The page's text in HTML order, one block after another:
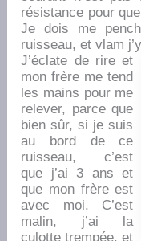
résistance pour
Je dois me
ruisseau, et vlam
J’éclate de rire et
mon frère me tend
les mains pour me
relever, parce que
bien sûr, si je suis
au bord de ce
ruisseau, c’est
que j’ai 3 ans et
que mon frère est
avec moi. C’est
malin, j’ai la
culotte trempée, et